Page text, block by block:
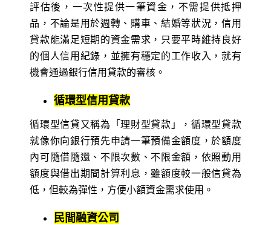
評估後，一次性提供一筆資金，不需提供抵押
品，不論是用於週轉、購車、結婚等狀況，信用
貸款能滿足短期的資金需求，只要平時維持良好
的個人信用紀錄，並擁有穩定的工作收入，就有
機會通過銀行信用貸款的審核。
循環型信用貸款
循環型信貸又稱為「理財型貸款」，循環型貸款
就像你向銀行預先申請一筆預備金額度，於額度
內可隨借隨還、不限次數、不限金額，依照動用
額度與借出期間計算利息，雖額度較一般信貸為
低，但較為彈性，方便小額資金需求使用。
民間融資公司